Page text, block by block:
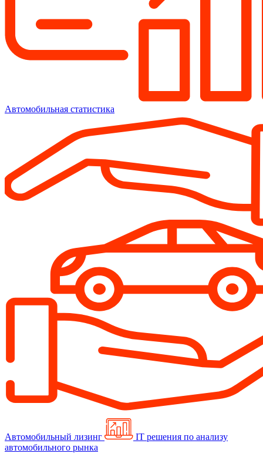
Автомобильная статистика
Автомобильный лизинг
IT решения по анализу
автомобильного рынка